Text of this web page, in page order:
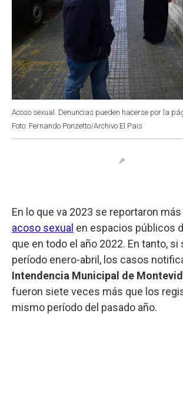
Acoso sexual. Denuncias pueden hacerse por la
Foto: Fernando Ponzetto/Archivo El Pais
En lo que va 2023 se reportaron
acoso sexual en espacios públicos
que en todo el año 2022. En tanto, si
período enero-abril, los casos
Intendencia Municipal de
fueron siete veces más que los
mismo período del pasado año.